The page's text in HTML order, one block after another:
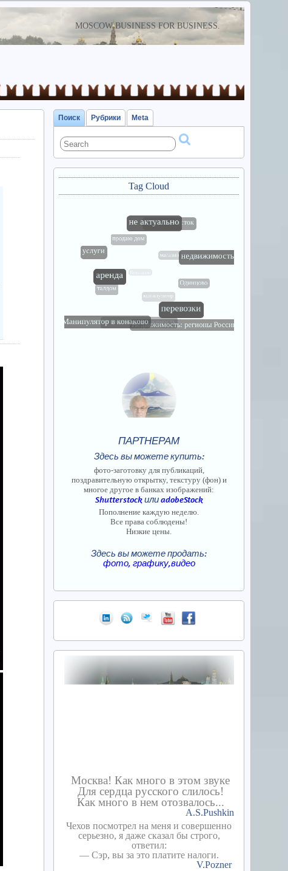
MOSCOW BUSINESS FOR BUSINESS.
Поиск Рубрики Meta
Tag Cloud
ПАРТНЕРАМ
Здесь вы можете купить:
фото-заготовку для публикаций,
поздравительную открытку, текстуру (фон) и
многое другое в банках изображений:
ShutterstockилиadobeStock
Пополнение каждую неделю.
Все права соблюдены!
Низкие цены.
Здесь вы можете продать:
фото, графику,видео
Москва! Как много в этом звуке
Для сердца русского слилось!
Как много в нем отозвалось...
A.S.Pushkin
Чехов посмотрел на меня и совершенно
серьезно, я даже сказал бы строго,
ответил:
— Сэр, вы за это платите налоги.
V.Pozner